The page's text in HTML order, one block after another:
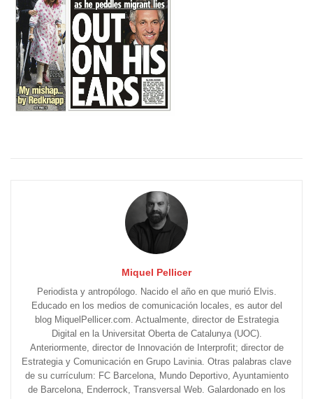
Miquel Pellicer
Periodista y antropólogo. Nacido el año en que murió Elvis.
Educado en los medios de comunicación locales, es autor del
blog MiquelPellicer.com. Actualmente, director de Estrategia
Digital en la Universitat Oberta de Catalunya (UOC).
Anteriormente, director de Innovación de Interprofit; director de
Estrategia y Comunicación en Grupo Lavinia. Otras palabras clave
de su currículum: FC Barcelona, Mundo Deportivo, Ayuntamiento
de Barcelona, Enderrock, Transversal Web. Galardonado en los